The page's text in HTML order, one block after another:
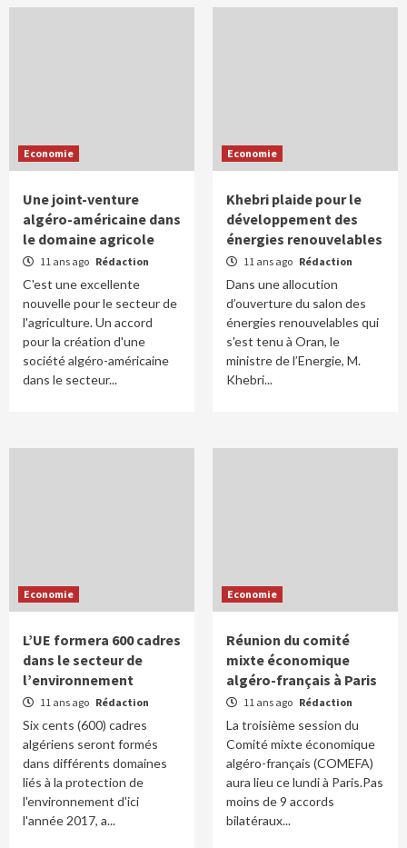
Economie
Une joint-venture
algéro-américaine dans
le domaine agricole
11 ans ago Rédaction
C'est une excellente
nouvelle pour le secteur de
l'agriculture. Un accord
pour la création d'une
société algéro-américaine
dans le secteur...
Economie
Khebri plaide pour le
développement des
énergies renouvelables
11 ans ago Rédaction
Dans une allocution
d’ouverture du salon des
énergies renouvelables qui
s'est tenu à Oran, le
ministre de l’Energie, M.
Khebri...
Economie
L’UE formera 600 cadres
dans le secteur de
l’environnement
11 ans ago Rédaction
Six cents (600) cadres
algériens seront formés
dans différents domaines
liés à la protection de
l'environnement d'ici
l'année 2017, a...
Economie
Réunion du comité
mixte économique
algéro-français à Paris
11 ans ago Rédaction
La troisième session du
Comité mixte économique
algéro-français (COMEFA)
aura lieu ce lundi à Paris.Pas
moins de 9 accords
bilatéraux...